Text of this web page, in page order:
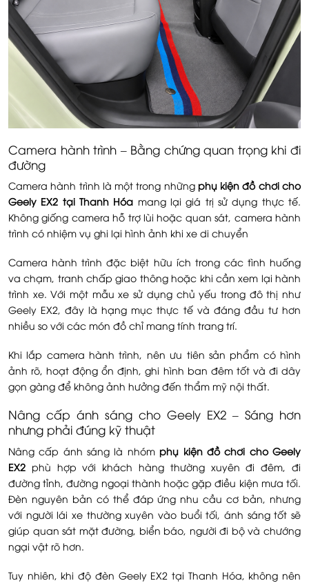
Camera hành trình – Bằng chứng quan trọng khi đi
đường
Camera hành trình là một trong những phụ kiện đồ chơi cho
Geely EX2 tại Thanh Hóa mang lại giá trị sử dụng thực tế.
Không giống camera hỗ trợ lùi hoặc quan sát, camera hành
trình có nhiệm vụ ghi lại hình ảnh khi xe di chuyển
Camera hành trình đặc biệt hữu ích trong các tình huống
va chạm, tranh chấp giao thông hoặc khi cần xem lại hành
trình xe. Với một mẫu xe sử dụng chủ yếu trong đô thị như
Geely EX2, đây là hạng mục thực tế và đáng đầu tư hơn
nhiều so với các món đồ chỉ mang tính trang trí.
Khi lắp camera hành trình, nên ưu tiên sản phẩm có hình
ảnh rõ, hoạt động ổn định, ghi hình ban đêm tốt và đi dây
gọn gàng để không ảnh hưởng đến thẩm mỹ nội thất.
Nâng cấp ánh sáng cho Geely EX2 – Sáng hơn
nhưng phải đúng kỹ thuật
Nâng cấp ánh sáng là nhómphụ kiện đồ chơi cho Geely
EX2 phù hợp với khách hàng thường xuyên đi đêm, đi
đường tỉnh, đường ngoại thành hoặc gặp điều kiện mưa tối.
Đèn nguyên bản có thể đáp ứng nhu cầu cơ bản, nhưng
với người lái xe thường xuyên vào buổi tối, ánh sáng tốt sẽ
giúp quan sát mặt đường, biển báo, người đi bộ và chướng
ngại vật rõ hơn.
Tuy nhiên, khi độ đèn Geely EX2 tại Thanh Hóa, không nên